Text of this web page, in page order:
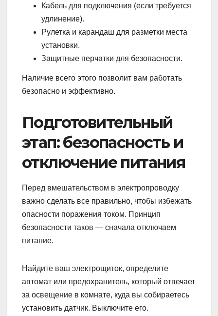
Кабель для подключения (если требуется
удлинение).
Рулетка и карандаш для разметки места
установки.
Защитные перчатки для безопасности.
Наличие всего этого позволит вам работать
безопасно и эффективно.
Подготовительный
этап: безопасность и
отключение питания
Перед вмешательством в электропроводку
важно сделать все правильно, чтобы избежать
опасности поражения током. Принцип
безопасности таков — сначала отключаем
питание.
Найдите ваш электрощиток, определите
автомат или предохранитель, который отвечает
за освещение в комнате, куда вы собираетесь
установить датчик. Выключите его.